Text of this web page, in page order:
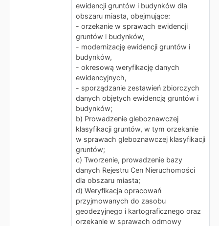
ewidencji gruntów i budynków dla
obszaru miasta, obejmujące:
- orzekanie w sprawach ewidencji
gruntów i budynków,
- modernizację ewidencji gruntów i
budynków,
- okresową weryfikację danych
ewidencyjnych,
- sporządzanie zestawień zbiorczych
danych objętych ewidencją gruntów i
budynków;
b) Prowadzenie gleboznawczej
klasyfikacji gruntów, w tym orzekanie
w sprawach gleboznawczej klasyfikacji
gruntów;
c) Tworzenie, prowadzenie bazy
danych Rejestru Cen Nieruchomości
dla obszaru miasta;
d) Weryfikacja opracowań
przyjmowanych do zasobu
geodezyjnego i kartograficznego oraz
orzekanie w sprawach odmowy